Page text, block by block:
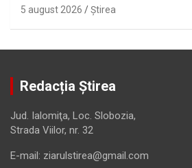
5 august 2026 Ştirea
Redacția Știrea
Jud. Ialomiţa, Loc. Slobozia,
Strada Viilor, nr. 32
E-mail: ziarulstirea@gmail.com